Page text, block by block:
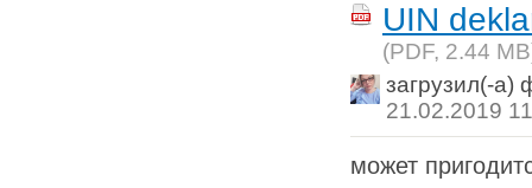
UIN
(PDF, 2.44 MB
загрузил(-а)
21.02.2019
может